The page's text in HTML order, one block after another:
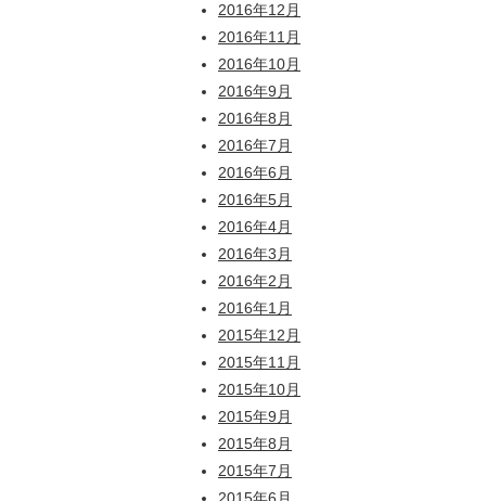
2016年12月
2016年11月
2016年10月
2016年9月
2016年8月
2016年7月
2016年6月
2016年5月
2016年4月
2016年3月
2016年2月
2016年1月
2015年12月
2015年11月
2015年10月
2015年9月
2015年8月
2015年7月